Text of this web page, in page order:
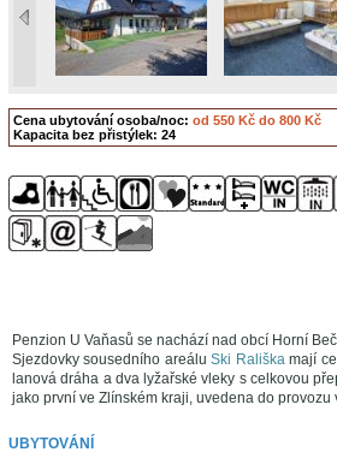
Cena ubytování osoba/noc: od 550 Kč do 800 Kč
Kapacita bez přistýlek: 24
Penzion U Vaňasů se nachází nad obcí Horní
Sjezdovky sousedního areáluSki Rališkamají
lanová dráha a dva lyžařské vleky s celkovou
jako první ve Zlínském kraji, uvedena do provozu
UBYTOVÁNÍ